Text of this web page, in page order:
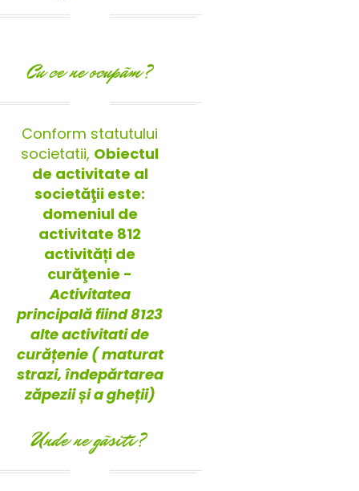
Cu ce ne ocupãm?
Conform statutului
societatii, Obiectul
de activitate al
societăţii este:
domeniul de
activitate 812
activități de
curăţenie -
Activitatea
principală fiind 8123
alte activitati de
curățenie ( maturat
strazi, îndepărtarea
zăpezii și a gheții)
Unde ne gãsiti?